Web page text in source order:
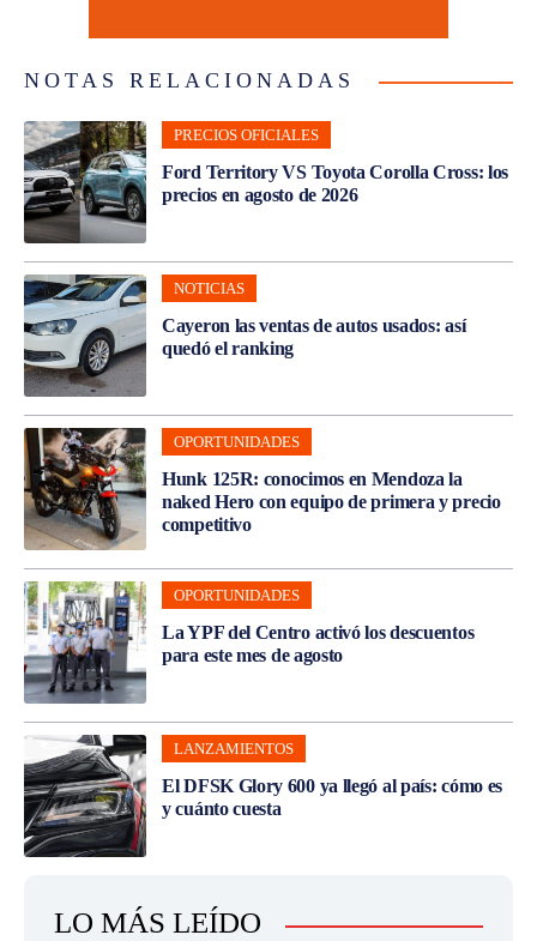
NOTAS RELACIONADAS
PRECIOS OFICIALES
Ford Territory VS Toyota Corolla Cross: los
precios en agosto de 2026
NOTICIAS
Cayeron las ventas de autos usados: así
quedó el ranking
OPORTUNIDADES
Hunk 125R: conocimos en Mendoza la
naked Hero con equipo de primera y precio
competitivo
OPORTUNIDADES
La YPF del Centro activó los descuentos
para este mes de agosto
LANZAMIENTOS
El DFSK Glory 600 ya llegó al país: cómo es
y cuánto cuesta
LO MÁS LEÍDO